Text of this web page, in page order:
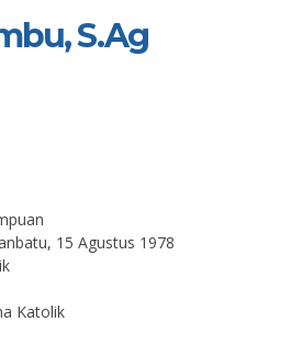
S.Ag
15 Agustus 1978
Katolik